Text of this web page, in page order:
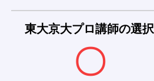
東大京大プロ講師の選択
〇